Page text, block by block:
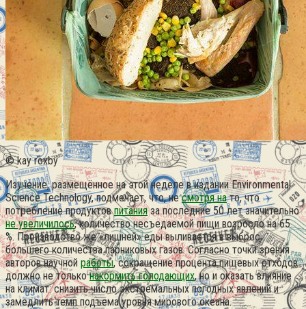
© kay roxby
Изучение, размещённое на этой неделе в издании Environmental
Science Technology, подмечает, что, несмотря нато, что
потребление продуктовпитанияза последние 50 лет значительно
не увеличилось, количество несъедаемой пищи возросло на 65
%. Производство же «лишней» еды выливается в выброс
большего количества парниковых газов. Согласно точки зрения
авторов научной работы, сокращение процента пищевых отходов
должно не тольконакормить голодающих, но и оказать влияние
на климат: снизить число экстремальных погодных явлений и
замедлить темп подъема уровня мирового океана.